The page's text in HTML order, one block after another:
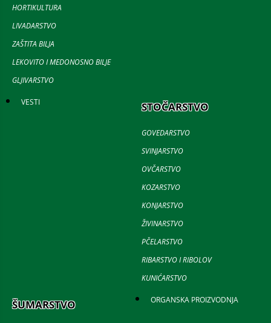
HORTIKULTURA
LIVADARSTVO
ZAŠTITA BILJA
LEKOVITO I MEDONOSNO BILJE
GLJIVARSTVO
VESTI STOČARSTVO
GOVEDARSTVO
SVINJARSTVO
OVČARSTVO
KOZARSTVO
KONJARSTVO
ŽIVINARSTVO
PČELARSTVO
RIBARSTVO I RIBOLOV
KUNIĆARSTVO
ŠUMARSTVO ORGANSKA PROIZVODNJA